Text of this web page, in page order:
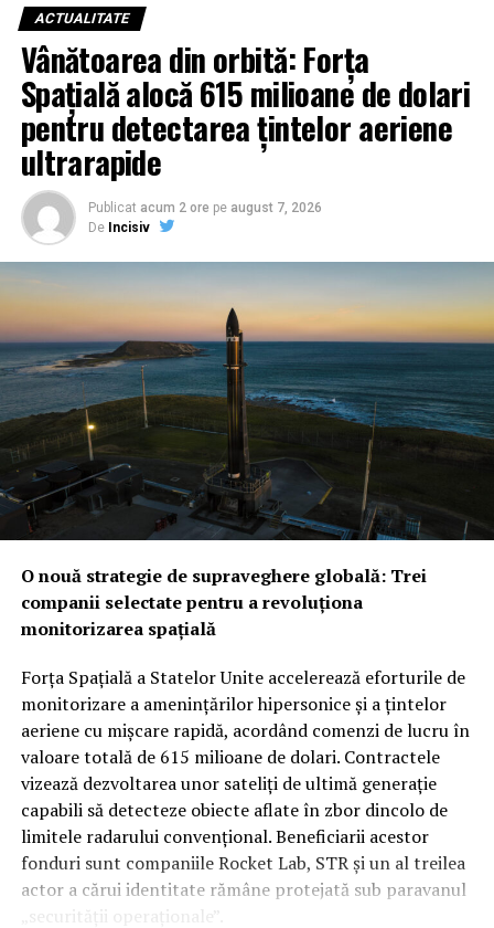
ACTUALITATE
Vânătoarea din orbită: Forța
Spațială alocă 615 milioane de dolari
pentru detectarea țintelor aeriene
ultrarapide
Publicat acum 2 ore pe august 7, 2026
De Incisiv
O nouă strategie de supraveghere globală: Trei
companii selectate pentru a revoluționa
monitorizarea spațială
Forța Spațială a Statelor Unite accelerează eforturile de
monitorizare a amenințărilor hipersonice și a țintelor
aeriene cu mișcare rapidă, acordând comenzi de lucru în
valoare totală de 615 milioane de dolari. Contractele
vizează dezvoltarea unor sateliți de ultimă generație
capabili să detecteze obiecte aflate în zbor dincolo de
limitele radarului convențional. Beneficiarii acestor
fonduri sunt companiile Rocket Lab, STR și un al treilea
actor a cărui identitate rămâne protejată sub paravanul
„securității operaționale”.